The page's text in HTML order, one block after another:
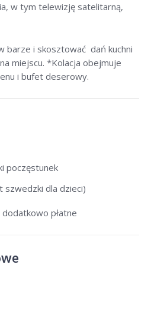
w tym telewizję satelitarną,
barze i skosztować dań kuchni
miejscu. *Kolacja obejmuje
i bufet deserowy.
poczęstunek
szwedzki dla dzieci)
płatne